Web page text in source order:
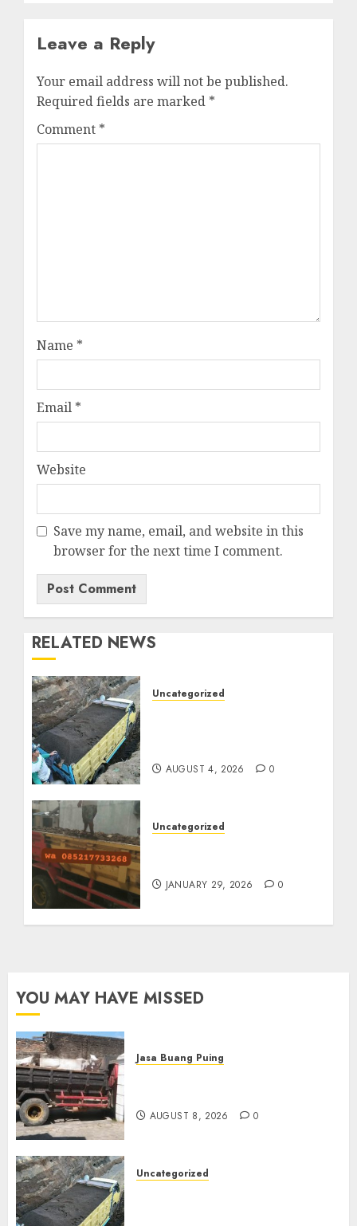
Leave a Reply
Your email address will not be published.
Required fields are marked *
Comment *
Name *
Email *
Website
Save my name, email, and website in this
browser for the next time I comment.
RELATED NEWS
Uncategorized
AUGUST 4, 2026 0
Uncategorized
JANUARY 29, 2026 0
YOU MAY HAVE MISSED
Jasa Buang Puing
AUGUST 8, 2026 0
Uncategorized